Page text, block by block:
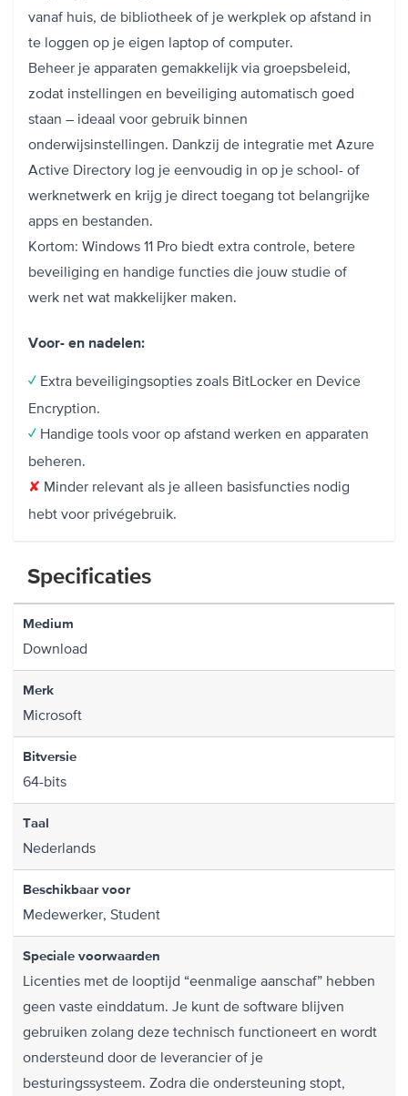
vanaf huis, de bibliotheek of je werkplek op afstand in
te loggen op je eigen laptop of computer.
Beheer je apparaten gemakkelijk via groepsbeleid,
zodat instellingen en beveiliging automatisch goed
staan – ideaal voor gebruik binnen
onderwijsinstellingen. Dankzij de integratie met Azure
Active Directory log je eenvoudig in op je school- of
werknetwerk en krijg je direct toegang tot belangrijke
apps en bestanden.
Kortom: Windows 11 Pro biedt extra controle, betere
beveiliging en handige functies die jouw studie of
werk net wat makkelijker maken.
Voor- en nadelen:
✓ Extra beveiligingsopties zoals BitLocker en Device
Encryption.
✓ Handige tools voor op afstand werken en apparaten
beheren.
✘ Minder relevant als je alleen basisfuncties nodig
hebt voor privégebruik.
Specificaties
Medium
Download
Merk
Microsoft
Bitversie
64-bits
Taal
Nederlands
Beschikbaar voor
Medewerker, Student
Speciale voorwaarden
Licenties met de looptijd “eenmalige aanschaf” hebben
geen vaste einddatum. Je kunt de software blijven
gebruiken zolang deze technisch functioneert en wordt
ondersteund door de leverancier of je
besturingssysteem. Zodra die ondersteuning stopt,